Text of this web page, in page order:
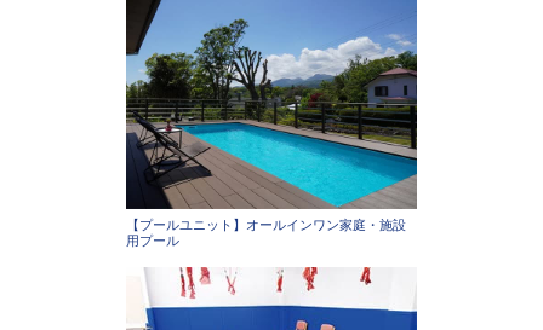
【プールユニット】オールインワン家庭・施設
用プール